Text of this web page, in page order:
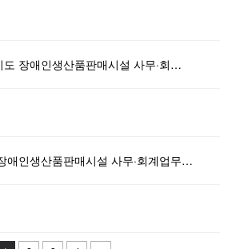
장애인생산품판매시설 사무·회…
애인생산품판매시설 사무·회계업무…